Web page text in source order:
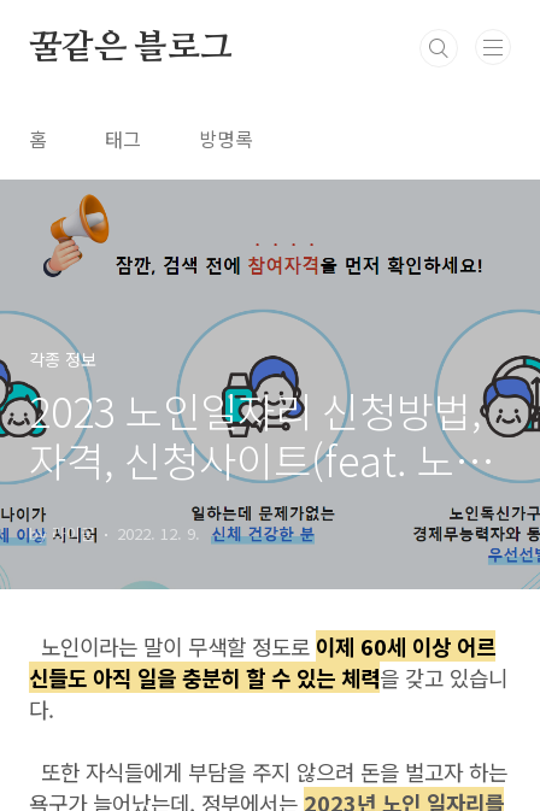
꿀같은 블로그
홈 태그 방명록
각종 정보
2023 노인일자리 신청방법,
자격, 신청사이트(feat. 노인
일자리 여기)
by 라이꿀 2022. 12. 9.
노인이라는 말이 무색할 정도로 이제 60세 이상 어르
신들도 아직 일을 충분히 할 수 있는 체력을 갖고 있습니
다.
또한 자식들에게 부담을 주지 않으려 돈을 벌고자 하는
욕구가 늘어났는데, 정부에서는 2023년 노인 일자리를